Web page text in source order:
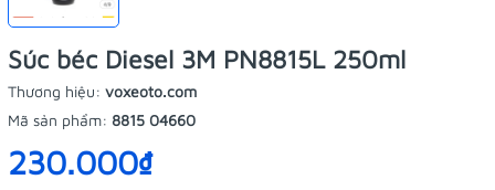
Súc béc Diesel 3M PN8815L 250ml
Thương hiệu: voxeoto.com
Mã sản phẩm: 8815 04660
230.000₫